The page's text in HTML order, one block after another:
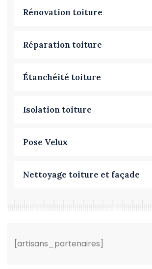
Rénovation toiture
Réparation toiture
Étanchéité toiture
Isolation toiture
Pose Velux
Nettoyage toiture et façade
[artisans_partenaires]